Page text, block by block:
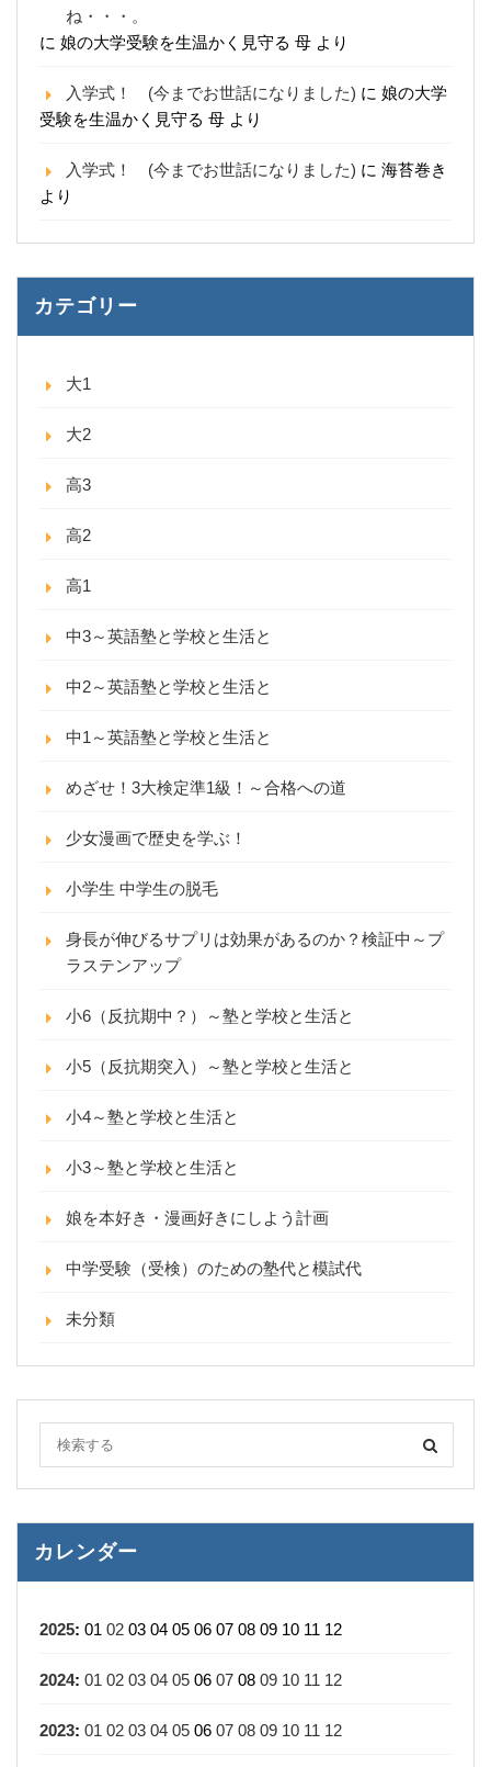
ね・・・。
に 娘の大学受験を生温かく見守る 母 より
入学式！ (今までお世話になりました) に 娘の大学
受験を生温かく見守る 母 より
入学式！ (今までお世話になりました) に 海苔巻き
より
カテゴリー
大1
大2
高3
高2
高1
中3～英語塾と学校と生活と
中2～英語塾と学校と生活と
中1～英語塾と学校と生活と
めざせ！3大検定準1級！～合格への道
少女漫画で歴史を学ぶ！
小学生 中学生の脱毛
身長が伸びるサプリは効果があるのか？検証中～プ
ラステンアップ
小6（反抗期中？）～塾と学校と生活と
小5（反抗期突入）～塾と学校と生活と
小4～塾と学校と生活と
小3～塾と学校と生活と
娘を本好き・漫画好きにしよう計画
中学受験（受検）のための塾代と模試代
未分類
カレンダー
2025: 01 02 03 04 05 06 07 08 09 10 11 12
2024: 01 02 03 04 05 06 07 08 09 10 11 12
2023: 01 02 03 04 05 06 07 08 09 10 11 12